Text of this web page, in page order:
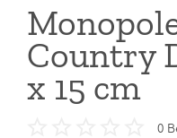
Country
x 15 cm
0